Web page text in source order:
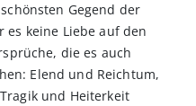
Gegend der
es keine Liebe auf den
die es auch
Elend und Reichtum,
und Heiterkeit